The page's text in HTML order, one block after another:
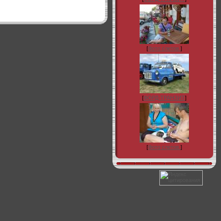
[Фото слетов. ]
[ФОРД-ТРАНЗИТ]
[Фото слетов. ]